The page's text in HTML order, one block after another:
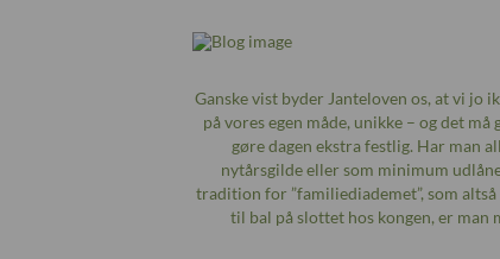
Ganske vist byder Janteloven os, at vi jo
på vores egen måde, unikke – og det
gøre dagen ekstra festlig. Har man
nytårsgilde eller som minimum
tradition for ”familiediademet”, som
til bal på slottet hos kongen, er man